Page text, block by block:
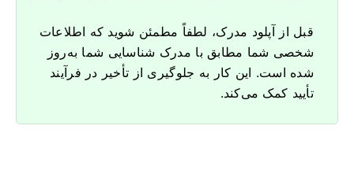
قبل از آپلود مدرک، لطفاً مطمئن شوید که اطلاعات
شخصی شما مطابق با مدرک شناسایی شما به‌روز
شده است. این کار به جلوگیری از تأخیر در فرآیند
تأیید کمک می‌کند.